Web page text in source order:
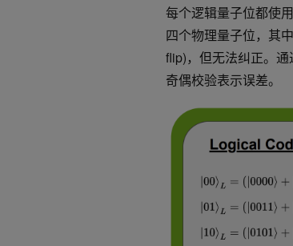
每个逻辑量子位都使
四个物理量子位，其
flip)，但无法纠正。通
奇偶校验表示误差。